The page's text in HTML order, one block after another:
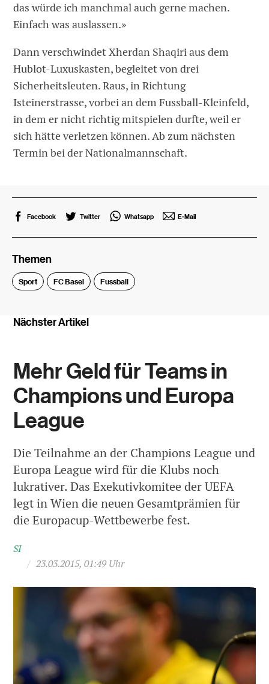
das würde ich manchmal auch gerne machen.
Einfach was auslassen.»
Dann verschwindet Xherdan Shaqiri aus dem
Hublot-Luxuskasten, begleitet von drei
Sicherheitsleuten. Raus, in Richtung
Isteinerstrasse, vorbei an dem Fussball-Kleinfeld,
in dem er nicht richtig mitspielen durfte, weil er
sich hätte verletzen können. Ab zum nächsten
Termin bei der Nationalmannschaft.
Facebook Twitter Whatsapp E-Mail
Themen
Sport FC Basel Fussball
Nächster Artikel
Mehr Geld für Teams in
Champions und Europa
League
Die Teilnahme an der Champions League und
Europa League wird für die Klubs noch
lukrativer. Das Exekutivkomitee der UEFA
legt in Wien die neuen Gesamtprämien für
die Europacup-Wettbewerbe fest.
SI
/ 23.03.2015, 01:49 Uhr